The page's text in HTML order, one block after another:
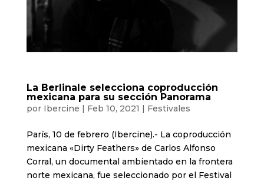
La Berlinale selecciona coproducción
mexicana para su sección Panorama
por Ibercine | Feb 10, 2021 | Festivales
París, 10 de febrero (Ibercine).- La coproducción
mexicana «Dirty Feathers» de Carlos Alfonso
Corral, un documental ambientado en la frontera
norte mexicana, fue seleccionado por el Festival